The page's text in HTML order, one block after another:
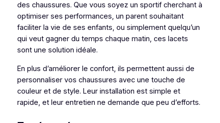
des chaussures. Que vous soyez un sportif cherchant à
optimiser ses performances, un parent souhaitant
faciliter la vie de ses enfants, ou simplement quelqu’un
qui veut gagner du temps chaque matin, ces lacets
sont une solution idéale.
En plus d’améliorer le confort, ils permettent aussi de
personnaliser vos chaussures avec une touche de
couleur et de style. Leur installation est simple et
rapide, et leur entretien ne demande que peu d’efforts.